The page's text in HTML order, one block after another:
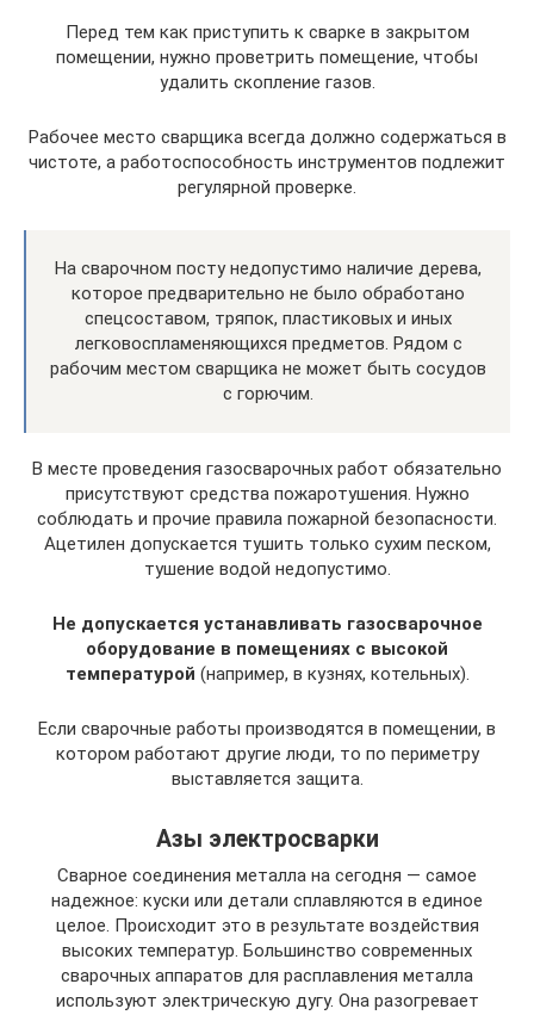
Перед тем как приступить к сварке в закрытом
помещении, нужно проветрить помещение, чтобы
удалить скопление газов.
Рабочее место сварщика всегда должно содержаться в
чистоте, а работоспособность инструментов подлежит
регулярной проверке.
На сварочном посту недопустимо наличие дерева,
которое предварительно не было обработано
спецсоставом, тряпок, пластиковых и иных
легковоспламеняющихся предметов. Рядом с
рабочим местом сварщика не может быть сосудов
с горючим.
В месте проведения газосварочных работ обязательно
присутствуют средства пожаротушения. Нужно
соблюдать и прочие правила пожарной безопасности.
Ацетилен допускается тушить только сухим песком,
тушение водой недопустимо.
Не допускается устанавливать газосварочное
оборудование в помещениях с высокой
температурой (например, в кузнях, котельных).
Если сварочные работы производятся в помещении, в
котором работают другие люди, то по периметру
выставляется защита.
Азы электросварки
Сварное соединения металла на сегодня — самое
надежное: куски или детали сплавляются в единое
целое. Происходит это в результате воздействия
высоких температур. Большинство современных
сварочных аппаратов для расплавления металла
используют электрическую дугу. Она разогревает